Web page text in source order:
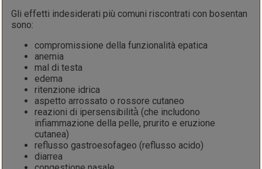
Gli effetti indesiderati più comuni riscontrati con bosentan
sono:
compromissione della funzionalità epatica
anemia
mal di testa
edema
ritenzione idrica
aspetto arrossato o rossore cutaneo
reazioni di ipersensibilità̀ (che includono
infiammazione della pelle, prurito e eruzione
cutanea)
reflusso gastroesofageo (reflusso acido)
diarrea